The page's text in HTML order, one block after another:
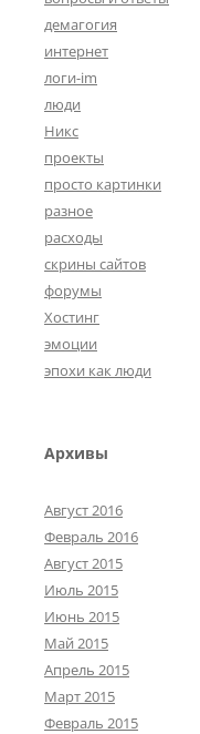
демагогия
интернет
логи-im
люди
Никс
проекты
просто картинки
разное
расходы
скрины сайтов
форумы
Хостинг
эмоции
эпохи как люди
Архивы
Август 2016
Февраль 2016
Август 2015
Июль 2015
Июнь 2015
Май 2015
Апрель 2015
Март 2015
Февраль 2015